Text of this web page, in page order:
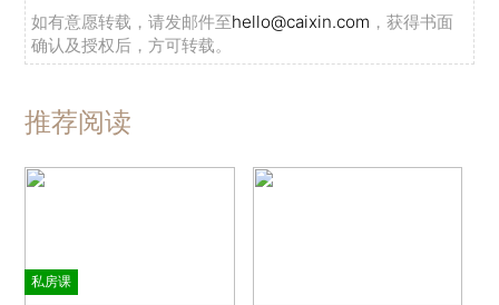
如有意愿转载，请发邮件至hello@caixin.com ，获得书面
确认及授权后，方可转载。
推荐阅读
私房课